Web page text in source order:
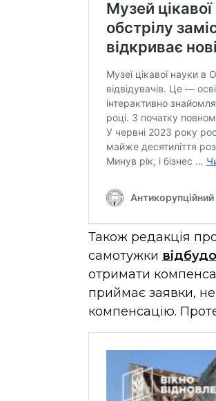
Також редакція
самотужки
отримати
приймає заявки,
компенсацію.